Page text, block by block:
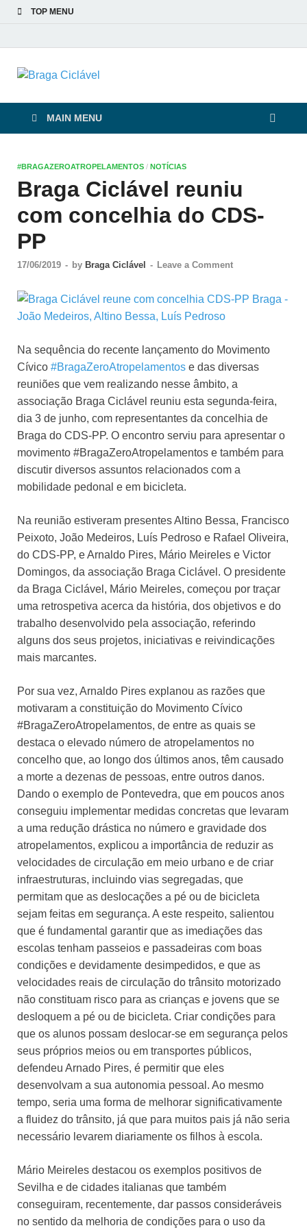
TOP MENU
Braga Ciclável
MAIN MENU
#BRAGAZEROATROPELAMENTOS / NOTÍCIAS
Braga Ciclável reuniu
com concelhia do CDS-
PP
17/06/2019 - by Braga Ciclável - Leave a Comment
Na sequência do recente lançamento do Movimento
Cívico #BragaZeroAtropelamentos e das diversas
reuniões que vem realizando nesse âmbito, a
associação Braga Ciclável reuniu esta segunda-feira,
dia 3 de junho, com representantes da concelhia de
Braga do CDS-PP. O encontro serviu para apresentar o
movimento #BragaZeroAtropelamentos e também para
discutir diversos assuntos relacionados com a
mobilidade pedonal e em bicicleta.
Na reunião estiveram presentes Altino Bessa, Francisco
Peixoto, João Medeiros, Luís Pedroso e Rafael Oliveira,
do CDS-PP, e Arnaldo Pires, Mário Meireles e Victor
Domingos, da associação Braga Ciclável. O presidente
da Braga Ciclável, Mário Meireles, começou por traçar
uma retrospetiva acerca da história, dos objetivos e do
trabalho desenvolvido pela associação, referindo
alguns dos seus projetos, iniciativas e reivindicações
mais marcantes.
Por sua vez, Arnaldo Pires explanou as razões que
motivaram a constituição do Movimento Cívico
#BragaZeroAtropelamentos, de entre as quais se
destaca o elevado número de atropelamentos no
concelho que, ao longo dos últimos anos, têm causado
a morte a dezenas de pessoas, entre outros danos.
Dando o exemplo de Pontevedra, que em poucos anos
conseguiu implementar medidas concretas que levaram
a uma redução drástica no número e gravidade dos
atropelamentos, explicou a importância de reduzir as
velocidades de circulação em meio urbano e de criar
infraestruturas, incluindo vias segregadas, que
permitam que as deslocações a pé ou de bicicleta
sejam feitas em segurança. A este respeito, salientou
que é fundamental garantir que as imediações das
escolas tenham passeios e passadeiras com boas
condições e devidamente desimpedidos, e que as
velocidades reais de circulação do trânsito motorizado
não constituam risco para as crianças e jovens que se
desloquem a pé ou de bicicleta. Criar condições para
que os alunos possam deslocar-se em segurança pelos
seus próprios meios ou em transportes públicos,
defendeu Arnado Pires, é permitir que eles
desenvolvam a sua autonomia pessoal. Ao mesmo
tempo, seria uma forma de melhorar significativamente
a fluidez do trânsito, já que para muitos pais já não seria
necessário levarem diariamente os filhos à escola.
Mário Meireles destacou os exemplos positivos de
Sevilha e de cidades italianas que também
conseguiram, recentemente, dar passos consideráveis
no sentido da melhoria de condições para o uso da